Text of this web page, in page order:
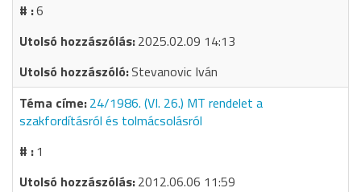
6
2025.02.09 14:13
Stevanovic Iván
24/1986. (VI. 26.) MT rendelet a
szakfordításról és tolmácsolásról
1
2012.06.06 11:59